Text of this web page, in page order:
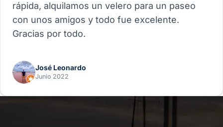
rápida, alquilamos un velero para un paseo
con unos amigos y todo fue excelente.
Gracias por todo.
José Leonardo
Junio 2022